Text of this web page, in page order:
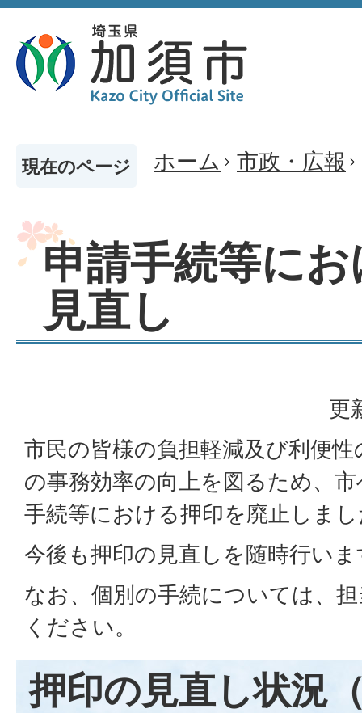
現在のページ ホーム 市政・広報
申請手続等に
見直し
更
市民の皆様の負担軽減及び利便
の事務効率の向上を図るため、
手続等における押印を廃止しま
今後も押印の見直しを随時行い
なお、個別の手続については、
ください。
押印の見直し状況